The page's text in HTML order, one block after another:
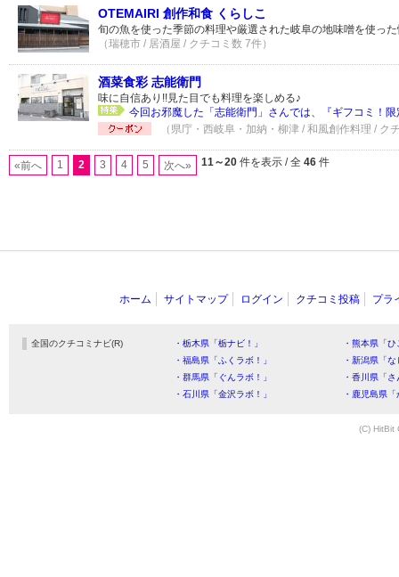
OTEMAIRI 創作和食 くらしこ
旬の魚を使った季節の料理や厳選された岐阜の地味噌を使っ
（瑞穂市 / 居酒屋 / クチコミ数 7件）
酒菜食彩 志能衛門
味に自信あり!!見た目でも料理を楽しめる♪
今回お邪魔した「志能衛門」さんでは、『ギフコミ！
（県庁・西岐阜・加納・柳津 / 和風創作料理 / ク
«前へ 1 2 3 4 5 次へ» 11～20 件を表示 / 全 46 件
ホーム サイトマップ ログイン クチコミ投稿 プラ
全国のクチコミナビ(R) ・栃木県「栃ナビ！」
・熊本県「
・福島県「ふくラボ！」
・新潟県「
・群馬県「ぐんラボ！」
・香川県「
・石川県「金沢ラボ！」
・鹿児島県
(C) HitBit